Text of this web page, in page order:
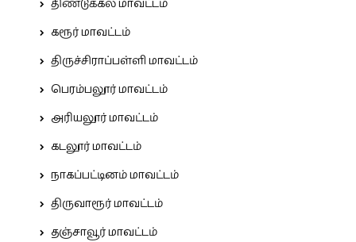
திண்டுக்கல் மாவட்டம்
கரூர் மாவட்டம்
திருச்சிராப்பள்ளி மாவட்டம்
பெரம்பலூர் மாவட்டம்
அரியலூர் மாவட்டம்
கடலூர் மாவட்டம்
நாகப்பட்டினம் மாவட்டம்
திருவாரூர் மாவட்டம்
தஞ்சாவூர் மாவட்டம்